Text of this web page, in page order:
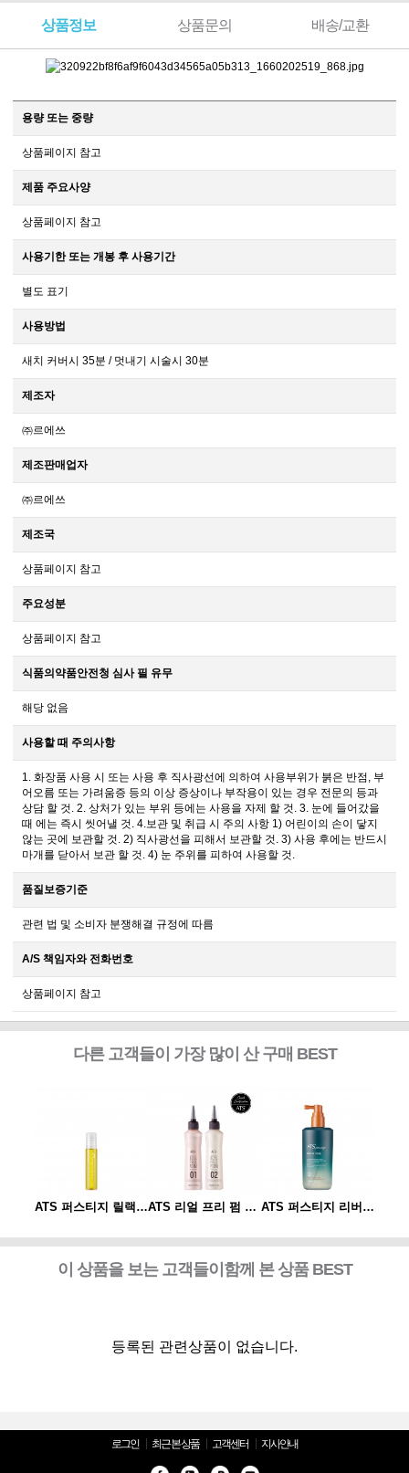
상품정보 상품문의 배송/교환
용량 또는 중량
상품페이지 참고
제품 주요사양
상품페이지 참고
사용기한 또는 개봉 후 사용기간
별도 표기
사용방법
새치 커버시 35분 / 멋내기 시술시 30분
제조자
㈜르에쓰
제조판매업자
㈜르에쓰
제조국
상품페이지 참고
주요성분
상품페이지 참고
식품의약품안전청 심사 필 유무
해당 없음
사용할 때 주의사항
1. 화장품 사용 시 또는 사용 후 직사광선에 의하여 사용부위가 붉은 반점, 부
어오름 또는 가려움증 등의 이상 증상이나 부작용이 있는 경우 전문의 등과
상담 할 것. 2. 상처가 있는 부위 등에는 사용을 자제 할 것. 3. 눈에 들어갔을
때 에는 즉시 씻어낼 것. 4.보관 및 취급 시 주의 사항 1) 어린이의 손이 닿지
않는 곳에 보관할 것. 2) 직사광선을 피해서 보관할 것. 3) 사용 후에는 반드시
마개를 닫아서 보관 할 것. 4) 눈 주위를 피하여 사용할 것.
품질보증기준
관련 법 및 소비자 분쟁해결 규정에 따름
A/S 책임자와 전화번호
상품페이지 참고
다른 고객들이 가장 많이 산 구매 BEST
ATS 퍼스티지 릴랙싱 스파오일 10ml ATS 리얼 프리 펌 1제/2제 ATS 퍼스티지 리버시 토닉 140ml
이 상품을 보는 고객들이함께 본 상품 BEST
등록된 관련상품이 없습니다.
로그인 최근 본 상품 고객센터 지사안내